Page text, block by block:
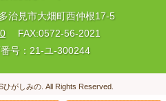
治見市大畑町西仲根17-5
FAX:0572-56-2021
号：21-ユ-300244
がしみの. All Rights Reserved.